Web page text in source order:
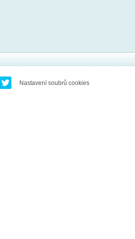
Nastavení soubrů cookies